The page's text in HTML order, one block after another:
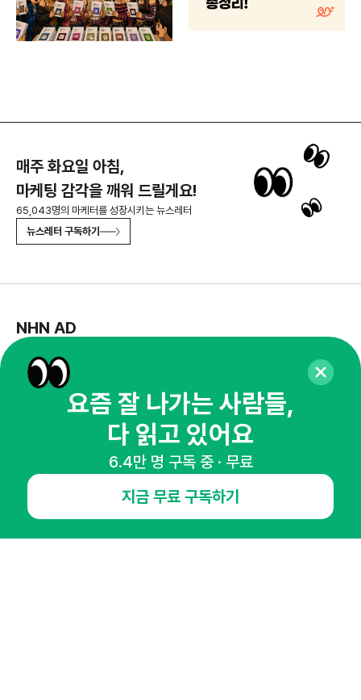
매주 화요일 아침,
마케팅 감각을 깨워 드릴게요!
65,043명의 마케터를 성장시키는 뉴스레터
뉴스레터 구독하기
NHN AD
오픈애즈란
뉴스레터
경기도 성남시 분당구 대왕판교로645번길 16
대표 : 심도섭
사업자등록번호 : 144-81-27690( 사업자정보확인
통신판매업신고번호 : 2014-경기성남-1023
호스팅서비스사업자 : 오픈애즈
서비스•광고 문의 :
1800-2198
요즘 잘 나가는 사람들,
다 읽고 있어요
6.4만 명 구독 중 · 무료
지금 무료 구독하기